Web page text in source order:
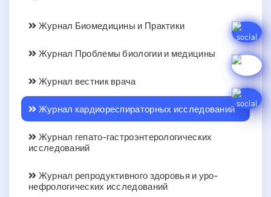
Журнал Биомедицины и Практики
Журнал Проблемы биологии и медицины
Журнал вестник врача
Журнал кардиореспираторных исследований
Журнал гепато-гастроэнтерологических
исследований
Журнал репродуктивного здоровья и уро-
нефрологических исследований